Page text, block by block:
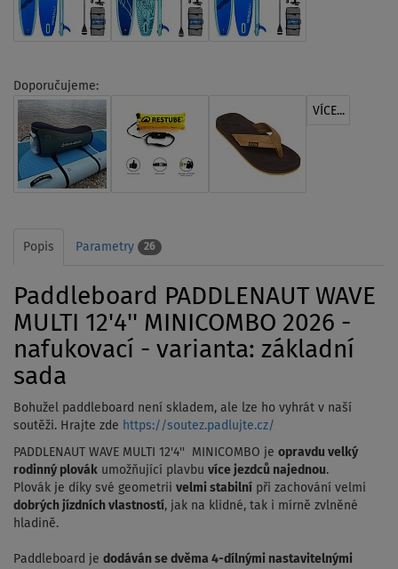
Doporučujeme:
VÍCE...
Popis Parametry 26
Paddleboard PADDLENAUT WAVE
MULTI 12'4'' MINICOMBO 2026 -
nafukovací - varianta: základní
sada
Bohužel paddleboard není skladem, ale lze ho vyhrát v naší
soutěži. Hrajte zde https://soutez.padlujte.cz/
PADDLENAUT WAVE MULTI 12'4'' MINICOMBO je opravdu velký
rodinný plovák umožňující plavbu více jezdců najednou.
Plovák je díky své geometrii velmi stabilní při zachování velmi
dobrých jízdních vlastností, jak na klidné, tak i mírně zvlněné
hladině.
Paddleboard je dodáván se dvěma 4-dílnými nastavitelnými